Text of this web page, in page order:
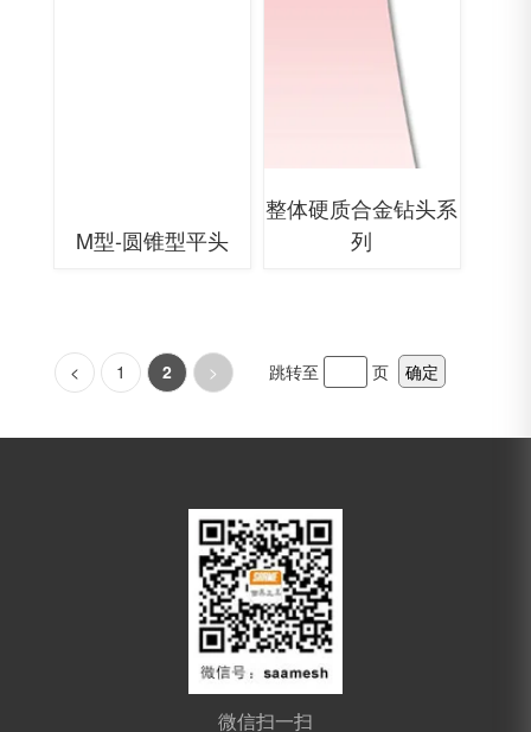
M型-圆锥型平头
整体硬质合金钻头系
列
< 1 2 > 跳转至 页 确定
微信扫一扫